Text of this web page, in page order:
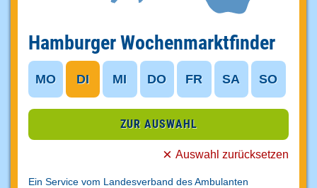
Hamburger Wochenmarktfinder
MO DI MI DO FR SA SO
ZUR AUSWAHL
Auswahl zurücksetzen
Ein Service vom Landesverband des Ambulanten